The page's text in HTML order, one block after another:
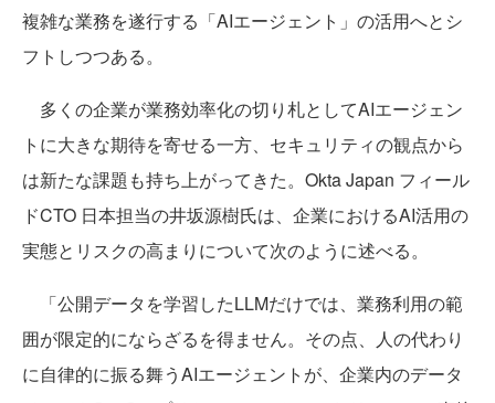
複雑な業務を遂行する「AIエージェント」の活用へとシ
フトしつつある。
多くの企業が業務効率化の切り札としてAIエージェン
トに大きな期待を寄せる一方、セキュリティの観点から
は新たな課題も持ち上がってきた。Okta Japan フィール
ドCTO 日本担当の井坂源樹氏は、企業におけるAI活用の
実態とリスクの高まりについて次のように述べる。
「公開データを学習したLLMだけでは、業務利用の範
囲が限定的にならざるを得ません。その点、人の代わり
に自律的に振る舞うAIエージェントが、企業内のデータ